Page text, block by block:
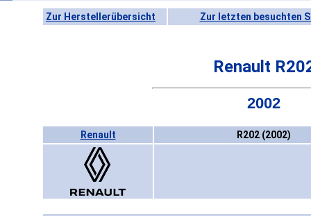
Zur Herstellerübersicht Zur letzten besuchten
Renault
2002
Renault R202 (2002)